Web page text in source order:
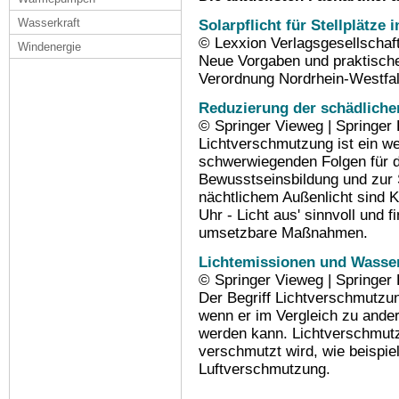
Wasserkraft
Windenergie
Solarpflicht für Stellplätze
© Lexxion
Neue Vorgaben und
Verordnung Nordrhein-
Reduzierung der
© Springer Vieweg | Springer
Lichtverschmutzung ist ein
schwerwiegenden Folgen für
Bewusstseinsbildung und
nächtlichem Außenlicht sind
Uhr - Licht aus' sinnvoll und
umsetzbare Maßnahmen.
Lichtemissionen und
© Springer Vieweg | Springer
Der Begriff
wenn er im Vergleich zu
werden kann.
verschmutzt wird, wie
Luftverschmutzung.